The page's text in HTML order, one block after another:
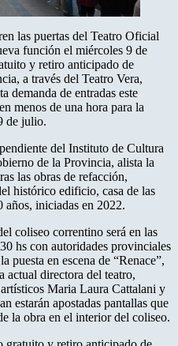
las puertas del Teatro Oficial
función el miércoles 9 de
y retiro anticipado de
a través del Teatro Vera,
demanda de entradas este
menos de una hora para la
de julio.
del Instituto de Cultura
de la Provincia, alista la
las obras de refacción,
histórico edificio, casa de las
años, iniciadas en 2022.
coliseo correntino será en las
hs con autoridades provinciales
puesta en escena de “Renace”,
actual directora del teatro,
Maria Laura Cattalani y
estarán apostadas pantallas que
la obra en el interior del coliseo.